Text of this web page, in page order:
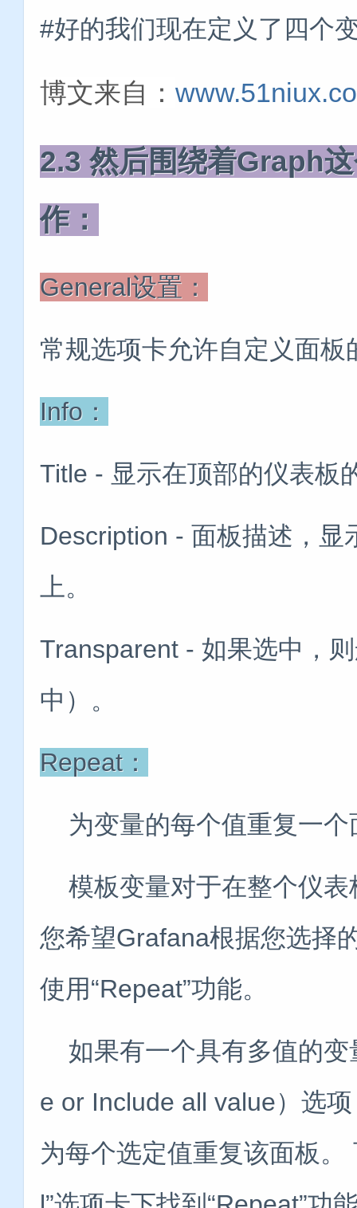
#好的我们现在定义了四个
博文来自：
2.3 然后围绕着Graph
作：
General设置：
常规选项卡允许自定义面板
Info：
Title - 显示在顶部的仪表板
Description - 面板描述，显
上。
Transparent - 如果选中，
中）。
Repeat：
为变量的每个值重复一个
模板变量对于在整个仪表
您希望Grafana根据您选择
使用“Repeat”功能。
如果有一个具有多值的变
e or Include all value）选
为每个选定值重复该面板